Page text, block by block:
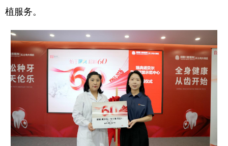
植服务。